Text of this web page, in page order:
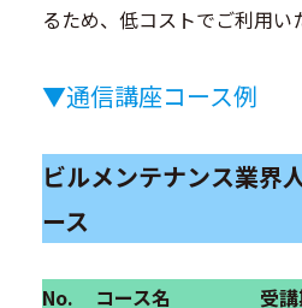
るため、低コストでご利用い
▼通信講座コース例
ビルメンテナンス業界
ース
No. コース名 受